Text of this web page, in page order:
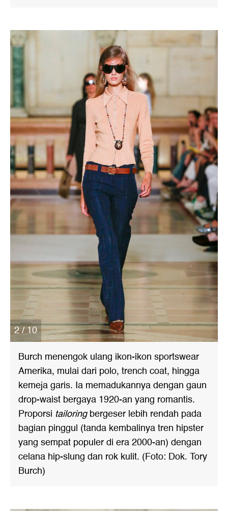
2 / 10
Burch menengok ulang ikon-ikon sportswear
Amerika, mulai dari polo, trench coat, hingga
kemeja garis. Ia memadukannya dengan gaun
drop-waist bergaya 1920-an yang romantis.
Proporsi tailoringbergeser lebih rendah pada
bagian pinggul (tanda kembalinya tren hipster
yang sempat populer di era 2000-an) dengan
celana hip-slung dan rok kulit. (Foto: Dok. Tory
Burch)